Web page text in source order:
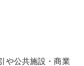
や公共施設・商業